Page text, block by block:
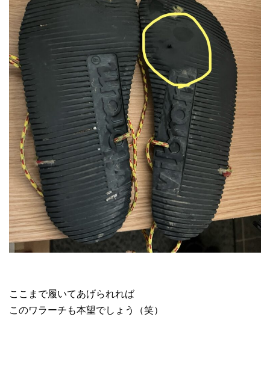
ここまで履いてあげられれば
このワラーチも本望でしょう（笑）